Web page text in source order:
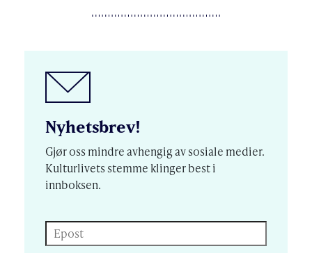
Nyhetsbrev!
Gjør oss mindre avhengig av sosiale medier.
Kulturlivets stemme klinger best i
innboksen.
Epost